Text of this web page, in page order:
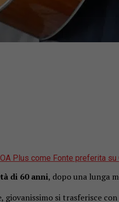
Plus come Fonte preferita su
di 60 anni, dopo una lunga
giovanissimo si trasferisce